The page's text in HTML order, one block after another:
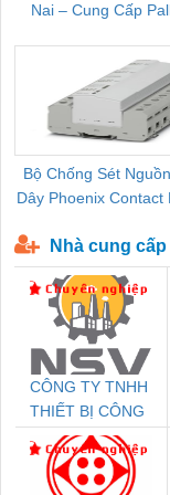
Nai – Cung Cấp
Bộ Chống Sét
Dây Phoenix Contact
Nhà cung
CÔNG TY TNHH
THIẾT BỊ CÔNG
NGHIỆP NIHON
SETSUBI VIỆT
NAM